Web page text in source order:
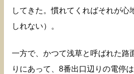
してきた。慣れてくればそれが心
しれない）。
一方で、かつて浅草と呼ばれた路
りにあって、8番出口辺りの電停